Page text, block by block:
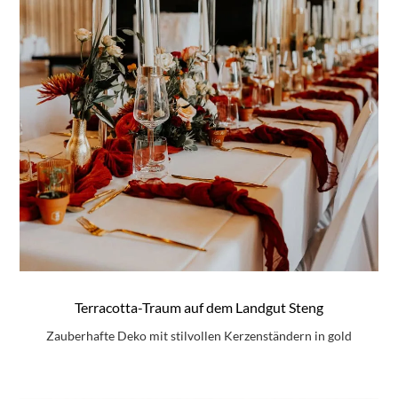
Terracotta-Traum auf dem Landgut Steng
Zauberhafte Deko mit stilvollen Kerzenständern in gold